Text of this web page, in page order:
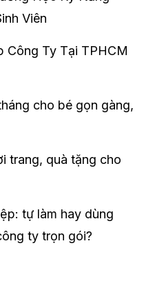
Viên
Công Ty Tại TPHCM
cho bé gọn gàng,
trang, quà tặng cho
tự làm hay dùng
ty trọn gói?